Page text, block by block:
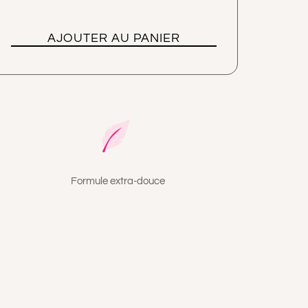
neutre & protecteur
lipidique adaptée
AJOUTER AU PANIER
Formule extra-douce